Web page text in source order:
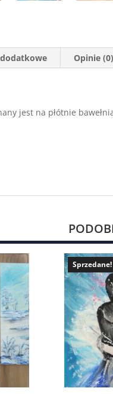
Opinie (0)
jest na płótnie
Sprzedane!